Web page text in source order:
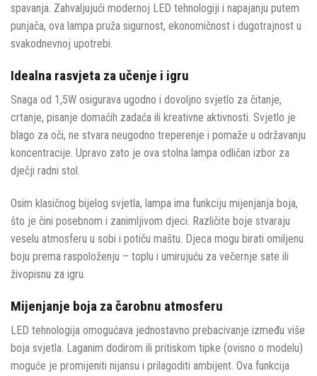
spavanja. Zahvaljujući modernoj LED tehnologiji i napajanju putem
punjača, ova lampa pruža sigurnost, ekonomičnost i dugotrajnost u
svakodnevnoj upotrebi.
Idealna rasvjeta za učenje i igru
Snaga od 1,5W osigurava ugodno i dovoljno svjetlo za čitanje,
crtanje, pisanje domaćih zadaća ili kreativne aktivnosti. Svjetlo je
blago za oči, ne stvara neugodno treperenje i pomaže u održavanju
koncentracije. Upravo zato je ova stolna lampa odličan izbor za
dječji radni stol.
Osim klasičnog bijelog svjetla, lampa ima funkciju mijenjanja boja,
što je čini posebnom i zanimljivom djeci. Različite boje stvaraju
veselu atmosferu u sobi i potiču maštu. Djeca mogu birati omiljenu
boju prema raspoloženju – toplu i umirujuću za večernje sate ili
živopisnu za igru.
Mijenjanje boja za čarobnu atmosferu
LED tehnologija omogućava jednostavno prebacivanje između više
boja svjetla. Laganim dodirom ili pritiskom tipke (ovisno o modelu)
moguće je promijeniti nijansu i prilagoditi ambijent. Ova funkcija